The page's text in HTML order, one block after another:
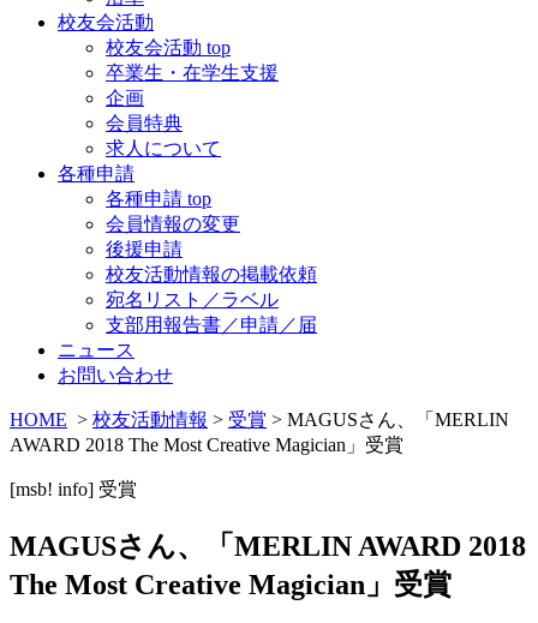
校友会活動
校友会活動 top
卒業生・在学生支援
企画
会員特典
求人について
各種申請
各種申請 top
会員情報の変更
後援申請
校友活動情報の掲載依頼
宛名リスト／ラベル
支部用報告書／申請／届
ニュース
お問い合わせ
HOME > 校友活動情報 > 受賞 > MAGUSさん、「MERLIN
AWARD 2018 The Most Creative Magician」受賞
[msb! info] 受賞
MAGUSさん、「MERLIN AWARD 2018
The Most Creative Magician」受賞